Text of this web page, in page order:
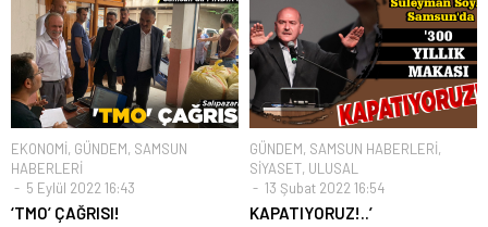
EKONOMİ, GÜNDEM, SAMSUN
HABERLERİ
5 Eylül 2022 16:43
‘TMO’ ÇAĞRISI!
GÜNDEM, SAMSUN HABERLERİ,
SİYASET, ULUSAL
13 Şubat 2022 16:54
KAPATIYORUZ!..’